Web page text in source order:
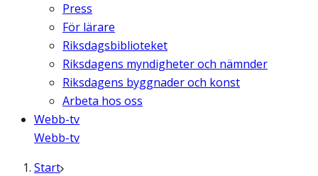
Press
För lärare
Riksdagsbiblioteket
Riksdagens myndigheter och nämnder
Riksdagens byggnader och konst
Arbeta hos oss
Webb-tv
Webb-tv
Start